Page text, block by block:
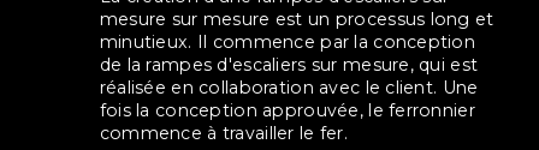
mesure sur mesure est un processus long et
minutieux. Il commence par la conception
de la rampes d'escaliers sur mesure, qui est
réalisée en collaboration avec le client. Une
fois la conception approuvée, le ferronnier
commence à travailler le fer.